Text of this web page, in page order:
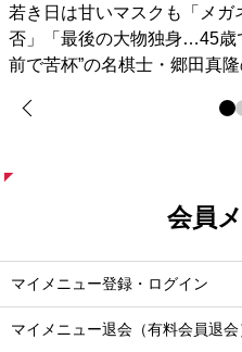
若き日は甘いマスクも「メガ
否」「最後の大物独身…45歳
前で苦杯”の名棋士・郷田真
会員
マイメニュー登録・ログイン
マイメニュー退会（有料会員退会